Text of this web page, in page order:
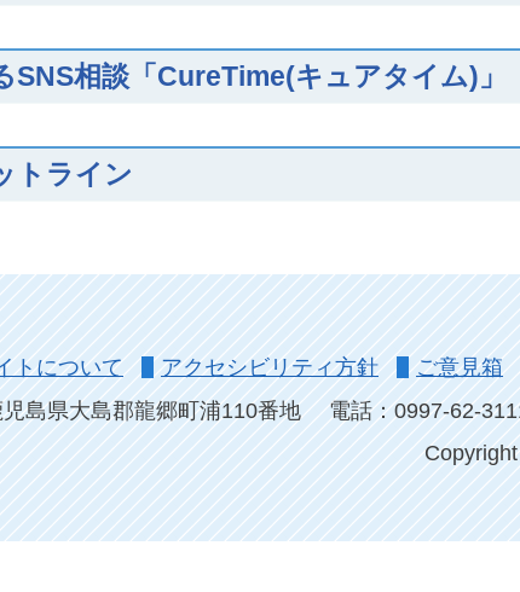
SNS相談「CureTime(キュアタイム)」
トライン
トについて アクセシビリティ方針 ご意見箱
島県大島郡龍郷町浦110番地 電話：0997-62-